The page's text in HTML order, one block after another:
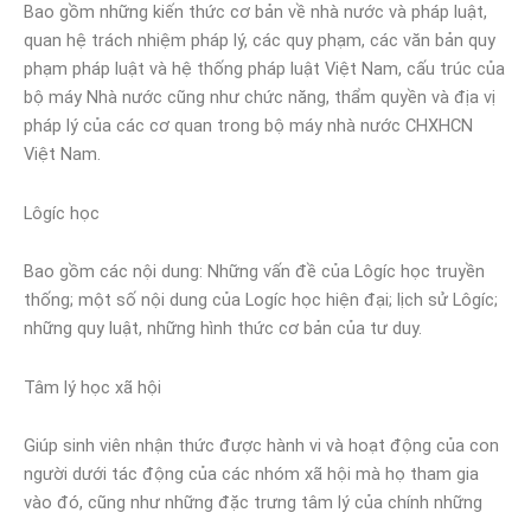
Bao gồm những kiến thức cơ bản về nhà nước và pháp luật,
quan hệ trách nhiệm pháp lý, các quy phạm, các văn bản quy
phạm pháp luật và hệ thống pháp luật Việt Nam, cấu trúc của
bộ máy Nhà nước cũng như chức năng, thẩm quyền và địa vị
pháp lý của các cơ quan trong bộ máy nhà nước CHXHCN
Việt Nam.
Lôgíc học
Bao gồm các nội dung: Những vấn đề của Lôgíc học truyền
thống; một số nội dung của Logíc học hiện đại; lịch sử Lôgíc;
những quy luật, những hình thức cơ bản của tư duy.
Tâm lý học xã hội
Giúp sinh viên nhận thức được hành vi và hoạt động của con
người dưới tác động của các nhóm xã hội mà họ tham gia
vào đó, cũng như những đặc trưng tâm lý của chính những